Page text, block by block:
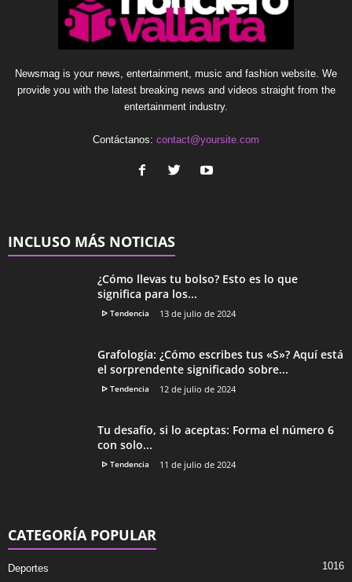
Newsmag is your news, entertainment, music and fashion website. We
provide you with the latest breaking news and videos straight from the
entertainment industry.
Contáctanos: contact@yoursite.com
INCLUSO MÁS NOTICIAS
¿Cómo llevas tu bolso? Esto es lo que
significa para los...
ᐅ Tendencia 13 de julio de 2024
Grafología: ¿Cómo escribes tus «S»? Aquí está
el sorprendente significado sobre...
ᐅ Tendencia 12 de julio de 2024
Tu desafío, si lo aceptas: Forma el número 6
con solo...
ᐅ Tendencia 11 de julio de 2024
CATEGORÍA POPULAR
Deportes 1016